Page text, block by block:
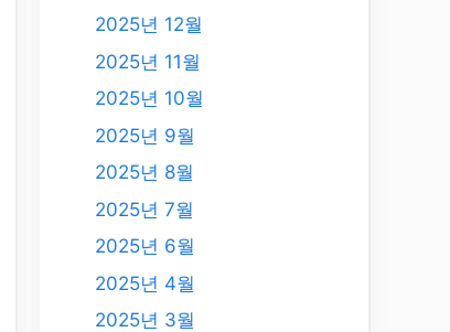
2025년 12월
2025년 11월
2025년 10월
2025년 9월
2025년 8월
2025년 7월
2025년 6월
2025년 4월
2025년 3월